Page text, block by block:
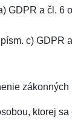
GDPR a čl. 6
c) GDPR
zákonných
ktorej sa